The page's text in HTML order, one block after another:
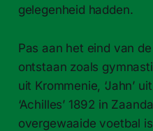
gelegenheid hadden.
Pas aan het eind van
ontstaan zoals
uit Krommenie, ‘Jahn’
‘Achilles’ 1892 in
overgewaaide voetbal